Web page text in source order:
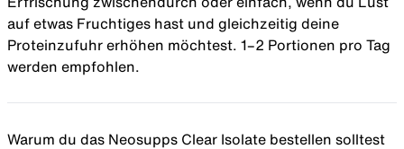
auf etwas Fruchtiges hast und gleichzeitig deine
Proteinzufuhr erhöhen möchtest. 1–2 Portionen pro Tag
werden empfohlen.
Warum du das Neosupps Clear Isolate bestellen solltest